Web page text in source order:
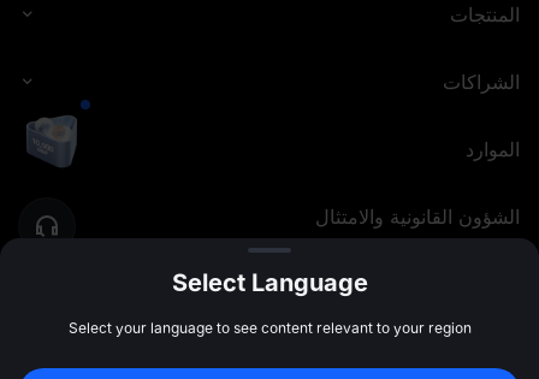
المنتجات
الشراكات
الموارد
الشؤون القانونية والامتثال
©
2026
MEXC.COM
Select Language
Select your language to see content relevant to your region